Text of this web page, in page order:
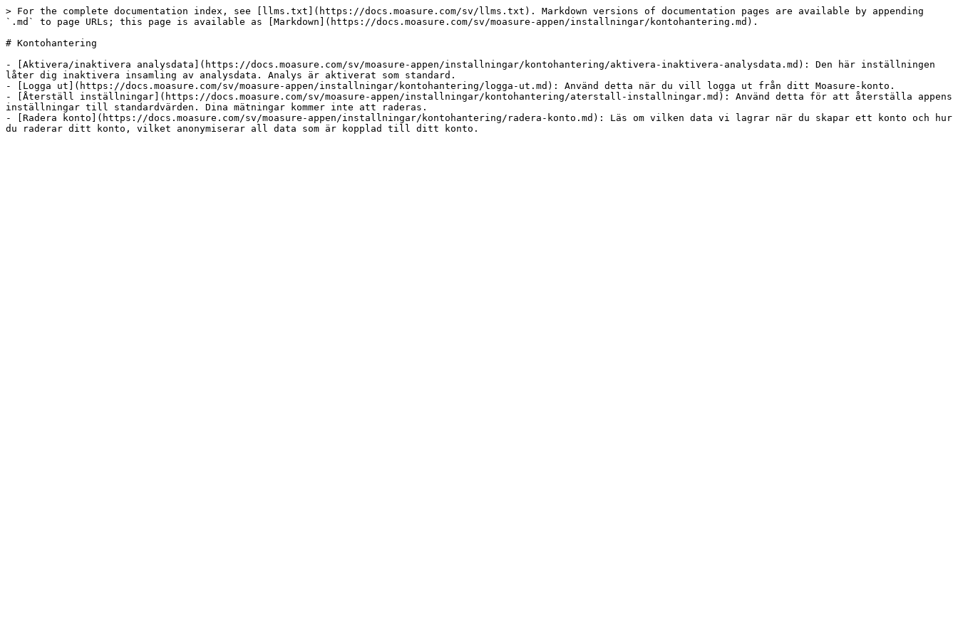
> For the complete documentation index, see [llms.txt](https://docs.moasure.com/sv/llms.txt). Markdown versions of documentation pages are available by appending
`.md` to page URLs; this page is available as [Markdown](https://docs.moasure.com/sv/moasure-appen/installningar/kontohantering.md).
# Kontohantering
- [Aktivera/inaktivera analysdata](https://docs.moasure.com/sv/moasure-appen/installningar/kontohantering/aktivera-inaktivera-analysdata.md): Den här inställningen
låter dig inaktivera insamling av analysdata. Analys är aktiverat som standard.
- [Logga ut](https://docs.moasure.com/sv/moasure-appen/installningar/kontohantering/logga-ut.md): Använd detta när du vill logga ut från ditt Moasure-konto.
- [Återställ inställningar](https://docs.moasure.com/sv/moasure-appen/installningar/kontohantering/aterstall-installningar.md): Använd detta för att återställa appens
inställningar till standardvärden. Dina mätningar kommer inte att raderas.
- [Radera konto](https://docs.moasure.com/sv/moasure-appen/installningar/kontohantering/radera-konto.md): Läs om vilken data vi lagrar när du skapar ett konto och hur